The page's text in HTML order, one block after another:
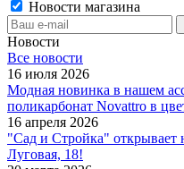
Новости магазина
Новости
Все новости
16 июля 2026
Модная новинка в нашем
поликарбонат Novattro в
16 апреля 2026
"Сад и Стройка"
Луговая, 18!